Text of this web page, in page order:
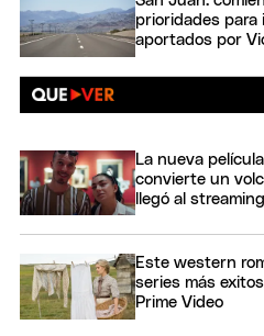
prioridades para
aportados por
La nueva
convierte un
llegó al streaming
Este western
series más
Prime Video